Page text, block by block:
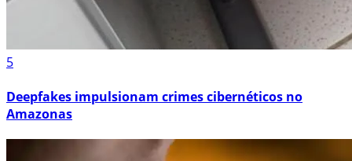
5
Deepfakes impulsionam crimes cibernéticos no
Amazonas